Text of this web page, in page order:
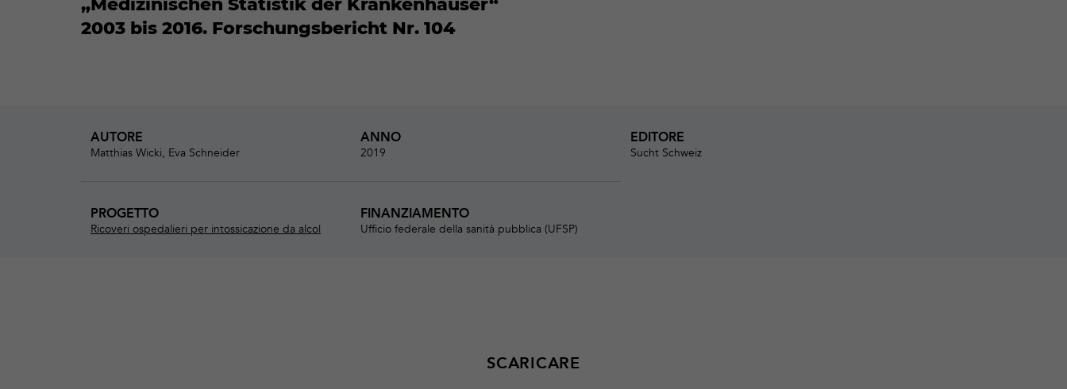
„Medizinischen Statistik der Krankenhäuser“
2003 bis 2016. Forschungsbericht Nr. 104
AUTORE
Matthias Wicki, Eva Schneider
ANNO
2019
EDITORE
Sucht Schweiz
PROGETTO
Ricoveri ospedalieri per intossicazione da alcol
FINANZIAMENTO
Ufficio federale della sanità pubblica (UFSP)
SCARICARE